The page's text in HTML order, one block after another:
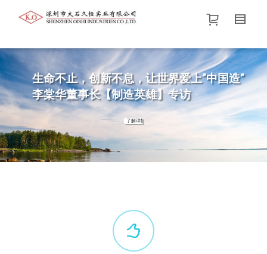
帮我查找新的衬衫尺码
价格介于
默认品牌
查找产品！
生命不止，创新不息，让世界爱上”中国造”
李棠华董事长【制造英雄】专访
了解详情